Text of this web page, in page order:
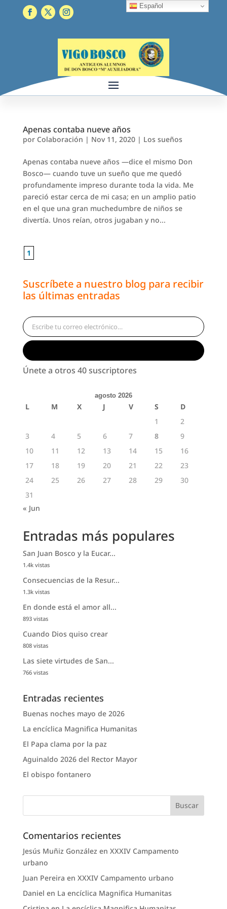
Apenas contaba nueve años
por Colaboración | Nov 11, 2020| Los sueños
Apenas contaba nueve años —dice el mismo Don
Bosco— cuando tuve un sueño que me quedó
profundamente impreso durante toda la vida. Me
pareció estar cerca de mi casa; en un amplio patio
en el que una gran muchedumbre de niños se
divertía. Unos reían, otros jugaban y no...
1
Suscríbete a nuestro blog para recibir
las últimas entradas
Escribe tu correo electrónico…
Únete a otros 40 suscriptores
agosto 2026
L M X J V S
D
1
2
3
4 5 6 7 8
9
10
11 12 13 14 15
16
17
18 19 20 21 22
23
24
25 26 27 28 29
30
31
« Jun
Entradas más populares
San Juan Bosco y la Eucar...
1.4k vistas
Consecuencias de la Resur...
1.3k vistas
En donde está el amor all...
893 vistas
Cuando Dios quiso crear
808 vistas
Las siete virtudes de San...
766 vistas
Entradas recientes
Buenas noches mayo de 2026
La encíclica Magnifica Humanitas
El Papa clama por la paz
Aguinaldo 2026 del Rector Mayor
El obispo fontanero
Comentarios recientes
Jesús Muñiz González en XXXIV Campamento
urbano
Juan Pereira en XXXIV Campamento urbano
Daniel en La encíclica Magnifica Humanitas
Español